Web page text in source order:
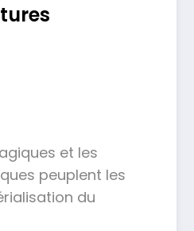
et les
peuplent les
du